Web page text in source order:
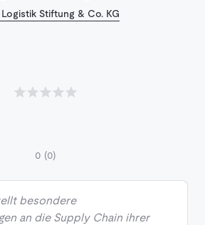
Logistik Stiftung & Co. KG
0 (0)
besondere
an die Supply Chain ihrer